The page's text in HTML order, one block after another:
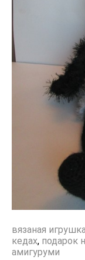
вязаная
кедах, подарок
амигуруми